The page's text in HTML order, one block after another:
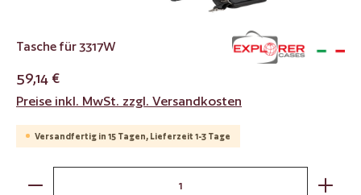
Tasche für 3317W
59,14 €
Preise inkl. MwSt. zzgl. Versandkosten
Versandfertig in 15 Tagen, Lieferzeit 1-3 Tage
Produkt Anzahl: Gib den gewünschten Wert ein oder